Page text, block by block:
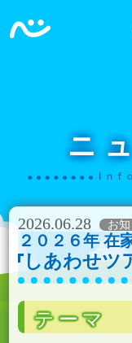
ニ
2026.06.28
２０２６年 在
しあわせツ
テーマ